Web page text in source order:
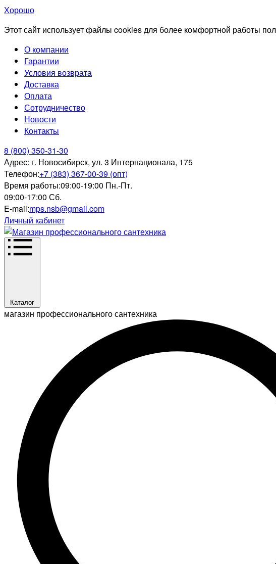
Хорошо
Этот сайт использует файлы cookies для более комфортной работы
О компании
Гарантии
Условия возврата
Доставка
Оплата
Сотрудничество
Новости
Контакты
8 (800) 350-31-30
Адрес: г. Новосибирск, ул. 3 Интернационала, 175
Телефон:+7 (383) 367-00-39 (опт)
Время работы:09:00-19:00 Пн.-Пт.
09:00-17:00 Сб.
E-mail:mps.nsb@gmail.com
Личный кабинет
Каталог
магазин профессионального сантехника